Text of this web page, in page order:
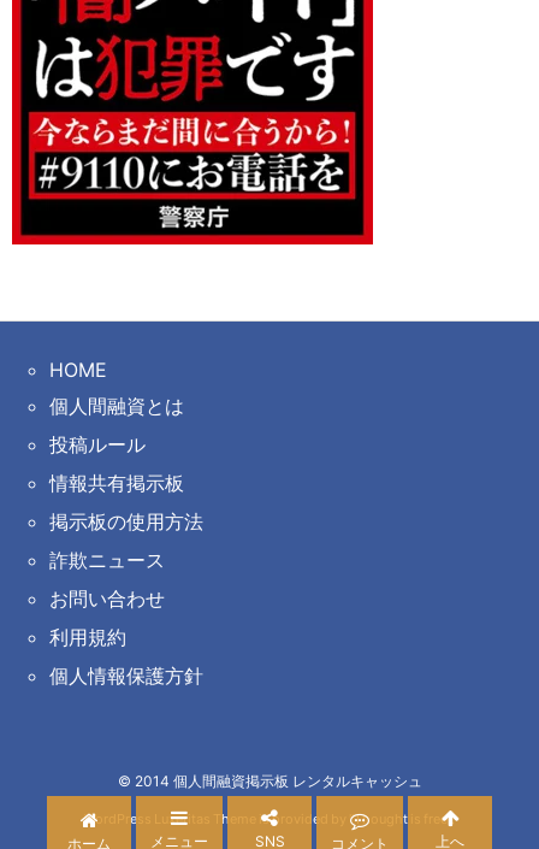
HOME
個人間融資とは
投稿ルール
情報共有掲示板
掲示板の使用方法
詐欺ニュース
お問い合わせ
利用規約
個人情報保護方針
© 2014 個人間融資掲示板 レンタルキャッシュ
WordPress Luxeritas Theme is provided by "Thought is free".
ホーム メニュー SNS コメント 上へ